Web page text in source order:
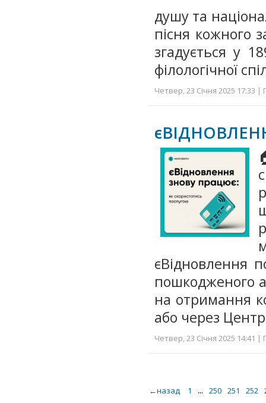
душу та
пісня кожного
згадується у
філологічної
Четвер, 23 Січня 2025 17:33 |
єВідновлення
пошкодженого
на отримання
або через
Четвер, 23 Січня 2025 14:41 |
←назад 1 ... 250 251 252